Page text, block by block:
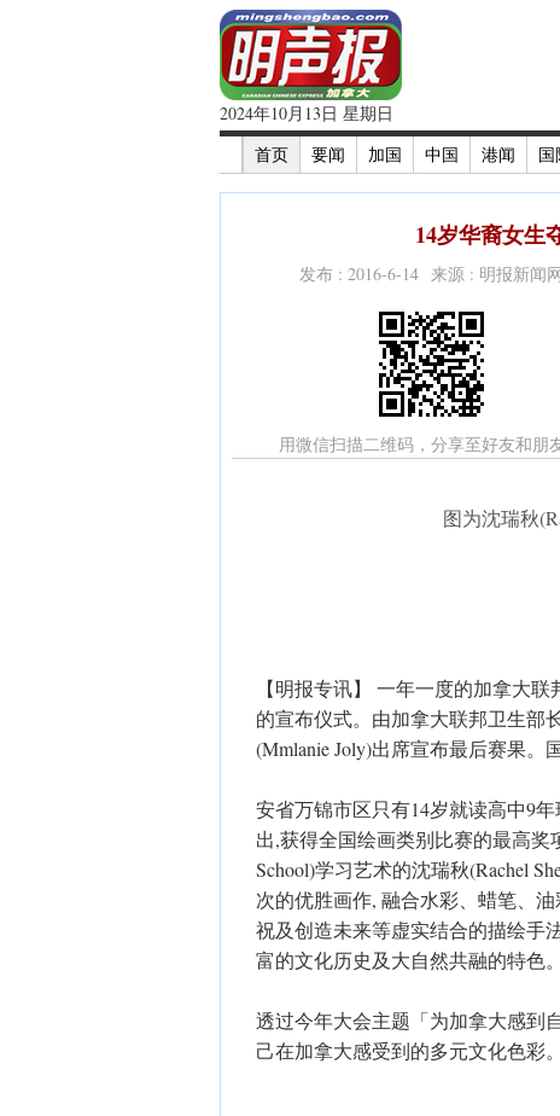
2024年10月13日 星期日
首页
要闻 加国 中国 港闻 国
14岁华裔女生
发布 : 2016-6-14 来源 : 明报新闻
用微信扫描二维码，分享至好友和朋
图为沈瑞秋
【明报专讯】 一年一度的加拿大
的宣布仪式。由加拿大联邦卫生部
(Mmlanie Joly)出席宣布最后赛果
安省万锦市区只有14岁就读高中9
出,获得全国绘画类别比赛的最高奖
School)学习艺术的沈瑞秋(Rachel
次的优胜画作, 融合水彩、蜡笔、
祝及创造未来等虚实结合的描绘手
富的文化历史及大自然共融的特色。
透过今年大会主题「为加拿大感到
己在加拿大感受到的多元文化色彩。